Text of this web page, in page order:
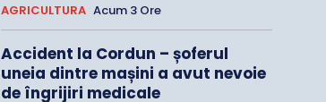
AGRICULTURA Acum 3 Ore
Accident la Cordun – șoferul
uneia dintre mașini a avut nevoie
de îngrijiri medicale